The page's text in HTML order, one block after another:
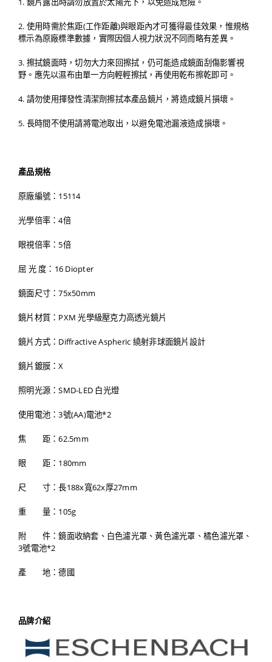
2. 使用時需於焦距(工作距離)與眼距內才可獲得最佳效果，惟規格
標示為原廠標準數據，實際因個人視力狀況不同而略有差異。
3. 擦拭鏡面時，切勿大力來回擦拭，仍可能造成鏡面刮傷影響視
野。應先以濕布由單一方向輕輕擦拭，再使用乾布擦乾即可。
4. 請勿使用揮發性清潔劑擦拭本產品鏡片，將造成鏡片損壞。
5. 長時間不使用請將電池取出，以避免電池漏液造成損壞。
產品規格
原廠編號：15114
光學倍率：4倍
眼視倍率：5倍
屈 光 度：16 Diopter
鏡面尺寸：75x50mm
鏡片材質：PXM 光學級壓克力高透光鏡片
鏡片方式：Diffractive Aspheric 繞射非球面鏡片設計
鏡片鍍膜：X
照明光源：SMD-LED 白光燈
使用電池：3號(AA)電池*2
焦 距：62.5mm
眼 距：180mm
尺 寸：長188x寬62x厚27mm
重 量：105g
附 件：鏡面收納套、白色濾光罩、黃色濾光罩、橘色濾光罩、
3號電池*2
產 地：德國
品牌介紹